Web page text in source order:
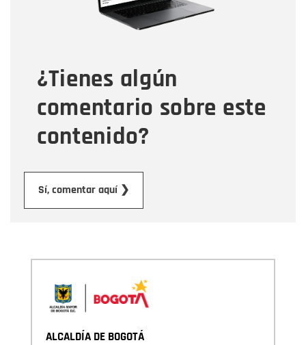
¿Tienes algún
comentario sobre este
contenido?
Sí, comentar aquí ❯
Tipo de comentario
Mensaje
ALCALDÍA DE BOGOTÁ